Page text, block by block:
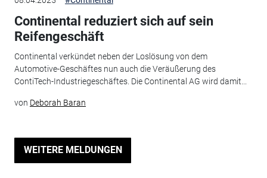
Continental reduziert sich auf sein
Reifengeschäft
Continental verkündet neben der Loslösung von dem
Automotive-Geschäftes nun auch die Veräußerung des
ContiTech-Industriegeschäftes. Die Continental AG wird damit...
von Deborah Baran
WEITERE MELDUNGEN